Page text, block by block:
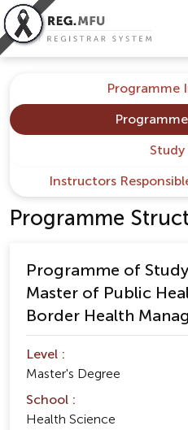
Programme
Study
Instructors
Programme
Programme of
Master of Public
Border Health
Level :
Master's Degree
School :
Health Science